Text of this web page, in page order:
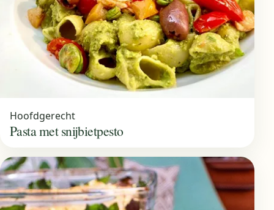
Hoofdgerecht
Pasta met snijbietpesto